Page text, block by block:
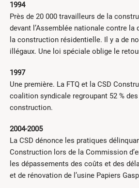
1994
Près de 20 000 travailleurs de la
devant l’Assemblée nationale contre la
la construction résidentielle. Il y a de
illégaux. Une loi spéciale oblige le
1997
Une première. La FTQ et la CSD
coalition syndicale regroupant 52 %
construction.
2004-2005
La CSD dénonce les pratiques
Construction lors de la Commission
les dépassements des coûts et des
et de rénovation de l’usine Papiers